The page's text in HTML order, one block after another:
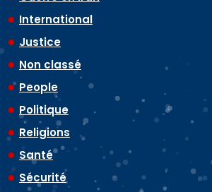
International
Justice
Non classé
People
Politique
Religions
Santé
Sécurité